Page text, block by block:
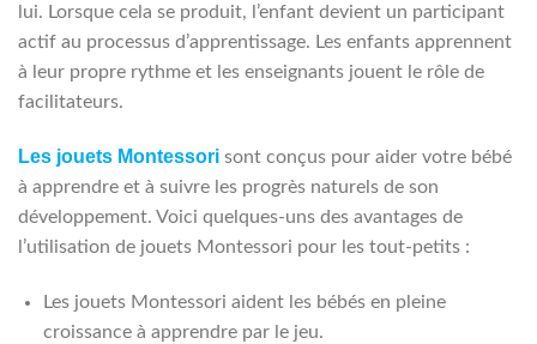
lui. Lorsque cela se produit, l’enfant devient un participant
actif au processus d’apprentissage. Les enfants apprennent
à leur propre rythme et les enseignants jouent le rôle de
facilitateurs.
Les jouets Montessori sont conçus pour aider votre bébé
à apprendre et à suivre les progrès naturels de son
développement. Voici quelques-uns des avantages de
l’utilisation de jouets Montessori pour les tout-petits :
Les jouets Montessori aident les bébés en pleine
croissance à apprendre par le jeu.